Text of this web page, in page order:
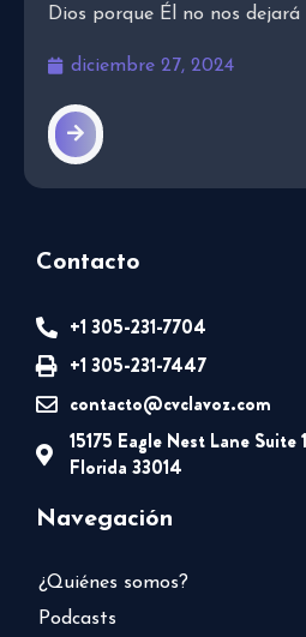
Dios porque Él no nos dejará
diciembre 27, 2024
Contacto
+1 305-231-7704
+1 305-231-7447
contacto@cvclavoz.com
15175 Eagle Nest Lane
Florida 33014
Navegación
¿Quiénes somos?
Podcasts